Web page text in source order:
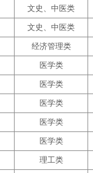
文史、中医类
文史、中医类
经济管理类
医学类
医学类
医学类
医学类
医学类
理工类